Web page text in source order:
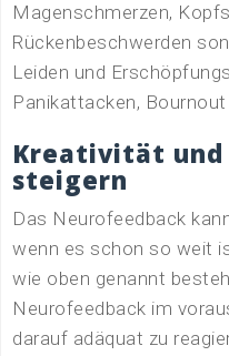
Magenschmerzen,
Rückenbeschwerden
Leiden und
Panikattacken,
Kreativität und
steigern
Das Neurofeedback
wenn es schon so weit
wie oben genannt
Neurofeedback im
darauf adäquat zu